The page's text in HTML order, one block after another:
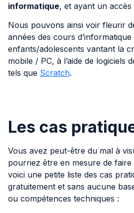
informatique, et ayant un
Nous pouvons ainsi voir fleurir
années des cours
enfants/adolescents vantant la
mobile / PC, à l’aide de logiciels
tels que Scratch.
Les cas
Vous avez peut-être du mal à
pourriez être en mesure de
voici une petite liste des cas
gratuitement et sans aucune
ou compétences techniques :